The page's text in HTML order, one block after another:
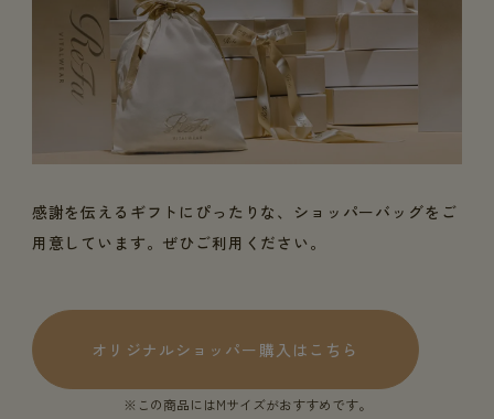
感謝を伝えるギフトにぴったりな、ショッパーバッグをご
用意しています。ぜひご利用ください。
オリジナルショッパー購入はこちら
※この商品にはMサイズがおすすめです。